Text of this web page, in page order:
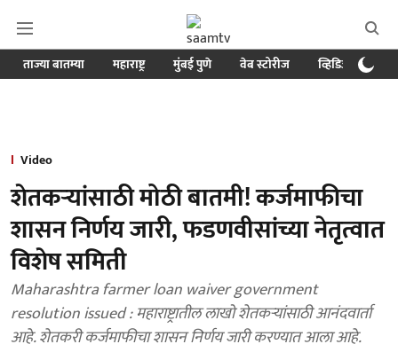
ताज्या बातम्या महाराष्ट्र मुंबई पुणे वेब स्टोरीज व्हिडिओ
Video
शेतकऱ्यांसाठी मोठी बातमी! कर्जमाफीचा
शासन निर्णय जारी, फडणवीसांच्या नेतृत्वात
विशेष समिती
Maharashtra farmer loan waiver government
resolution issued : महाराष्ट्रातील लाखो शेतकऱ्यांसाठी आनंदवार्ता
आहे. शेतकरी कर्जमाफीचा शासन निर्णय जारी करण्यात आला आहे.